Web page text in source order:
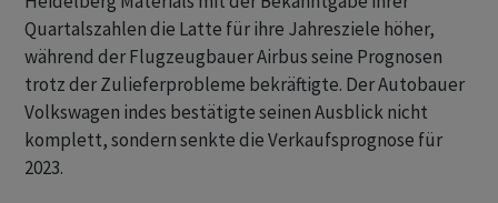
Quartalszahlen die Latte für ihre Jahresziele höher,
während der Flugzeugbauer Airbus seine Prognosen
trotz der Zulieferprobleme bekräftigte. Der Autobauer
Volkswagen indes bestätigte seinen Ausblick nicht
komplett, sondern senkte die Verkaufsprognose für
2023.